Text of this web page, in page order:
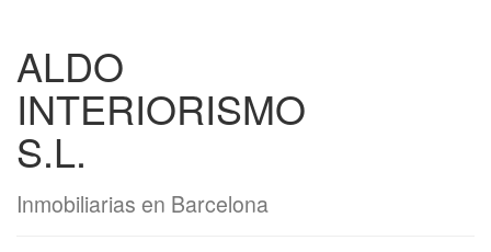
ALDO
INTERIORISMO
S.L.
Inmobiliarias en Barcelona